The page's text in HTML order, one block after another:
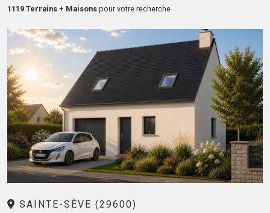
1119 Terrains + Maisons pour votre recherche
SAINTE-SÈVE (29600)